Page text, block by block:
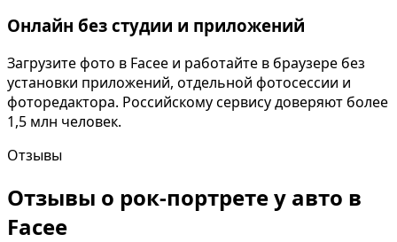
Онлайн без студии и приложений
Загрузите фото в Facee и работайте в браузере без
установки приложений, отдельной фотосессии и
фоторедактора. Российскому сервису доверяют более
1,5 млн человек.
Отзывы
Отзывы о рок-портрете у авто в
Facee